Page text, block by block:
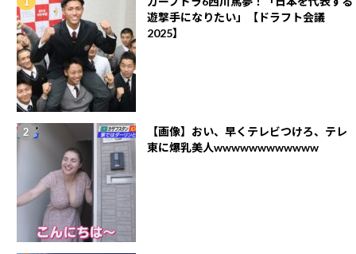
遊撃手になりたい」【ドラフト会議
2025】
【画像】おい、早くテレビつけろ、テレ
東に爆乳美人wwwwwwwwwwww